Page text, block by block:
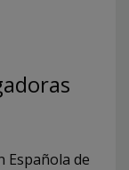
Española de